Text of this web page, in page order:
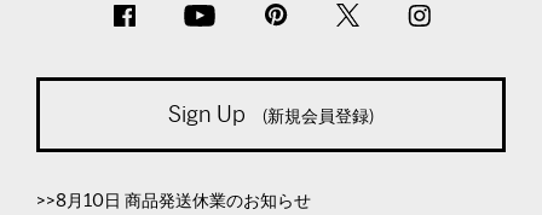
Sign Up (新規会員登録)
>>8月10日 商品発送休業のお知らせ